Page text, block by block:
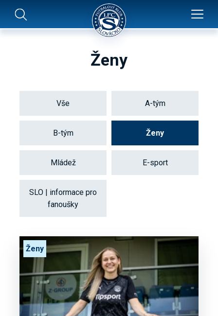
Ženy
Vše A-tým
B-tým Ženy
Mládež E-sport
SLO | informace pro
fanoušky
Ženy